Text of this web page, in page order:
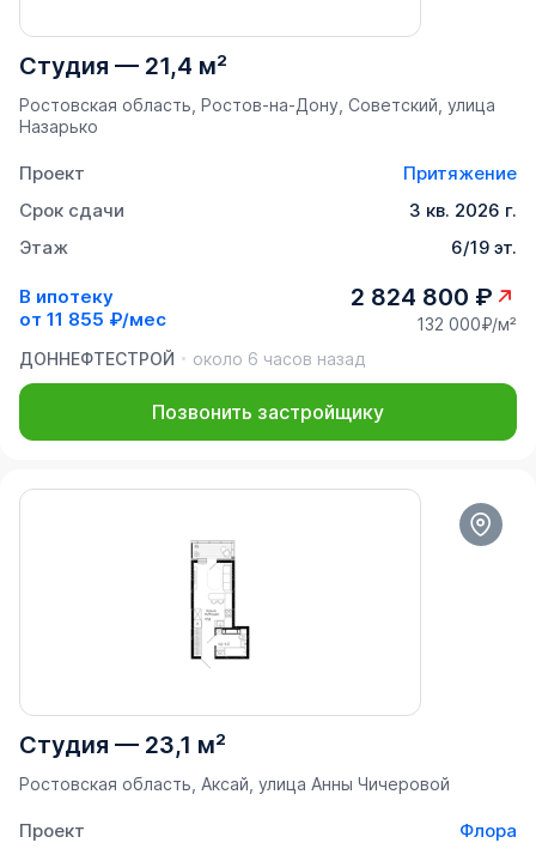
Студия — 21,4 м²
Ростовская область, Ростов-на-Дону, Советский, улица
Назарько
Проект
Притяжение
Срок сдачи
3 кв. 2026 г.
Этаж
6/19 эт.
В ипотеку
от 11 855 ₽/мес
2 824 800 ₽
132 000₽/м²
ДОННЕФТЕСТРОЙ
около 6 часов назад
Позвонить застройщику
Студия — 23,1 м²
Ростовская область, Аксай, улица Анны Чичеровой
Проект Флора